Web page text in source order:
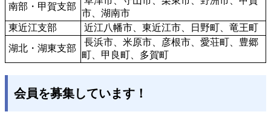
南部・甲賀支部
市、湖南市
東近江支部
近江八幡市、東近江市、日野町、竜王町
湖北・湖東支部
町、甲良町、多賀町
会員を募集しています！